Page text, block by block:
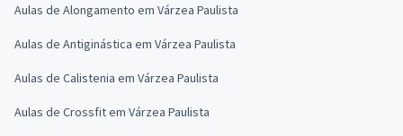
Aulas de Alongamento em Várzea Paulista
Aulas de Antiginástica em Várzea Paulista
Aulas de Calistenia em Várzea Paulista
Aulas de Crossfit em Várzea Paulista